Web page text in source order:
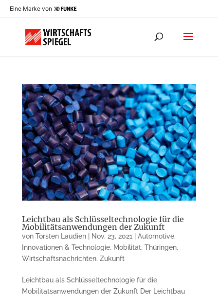
Eine Marke von
Leichtbau als Schlüsseltechnologie für die
Mobilitätsanwendungen der Zukunft
von Torsten Laudien| Nov. 23, 2021 Automotive,
Innovationen & Technologie, Mobilität, Thüringen,
Wirtschaftsnachrichten, Zukunft
Leichtbau als Schlüsseltechnologie für die
Mobilitätsanwendungen der Zukunft Der Leichtbau